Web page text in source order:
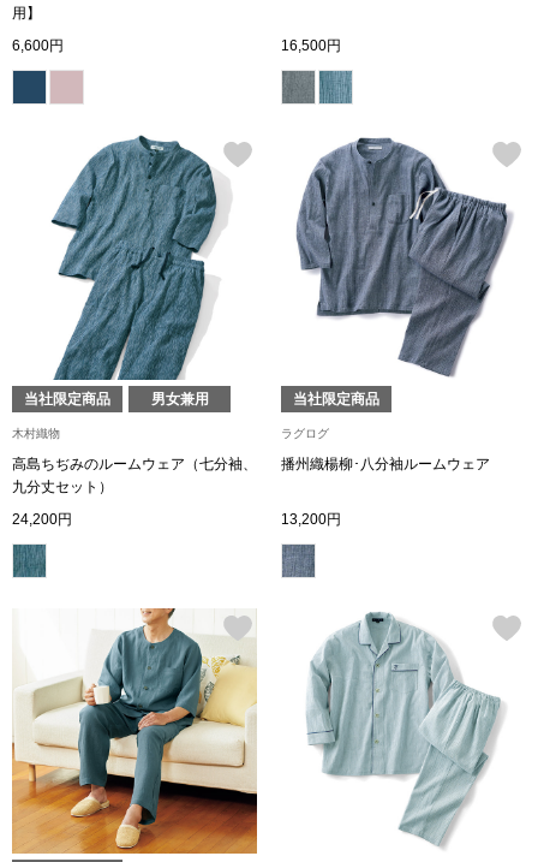
おすすめブラ
ザ･ノース･フ
ヘリーハンセン
金谷製靴
おすすめ特集
【特集】
【特集】
【特集】
用】
6,600円
16,500円
当社限定商品 男女兼用
木村織物
高島ちぢみのルームウェア（七分袖、
九分丈セット）
24,200円
当社限定商品
ラグログ
播州織楊柳･八分袖ルームウェア
13,200円